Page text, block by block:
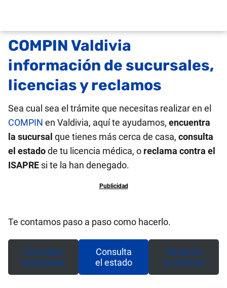
COMPIN Valdivia
información de sucursales,
licencias y reclamos
Sea cual sea el trámite que necesitas realizar en el
COMPIN en Valdivia, aquí te ayudamos, encuentra
la sucursal que tienes más cerca de casa, consulta
el estadode tu licencia médica, o reclama contra el
ISAPRE si te la han denegado.
Te contamos paso a paso como hacerlo.
Consultar
sucursales
Consulta
el estado
Reclama
tu licencia